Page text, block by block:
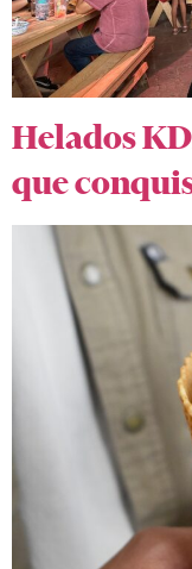
Helados
que